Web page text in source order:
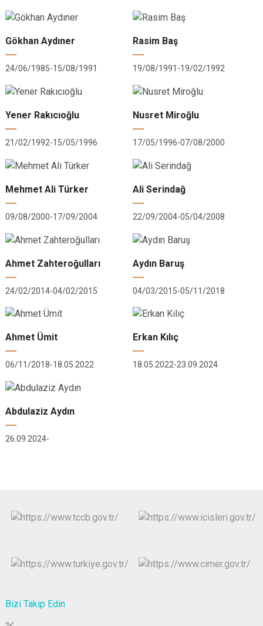
Gökhan Aydıner
24/06/1985-15/08/1991
Rasim Baş
19/08/1991-19/02/1992
Yener Rakıcıoğlu
21/02/1992-15/05/1996
Nusret Miroğlu
17/05/1996-07/08/2000
Mehmet Ali Türker
09/08/2000-17/09/2004
Ali Serindağ
22/09/2004-05/04/2008
Ahmet Zahteroğulları
24/02/2014-04/02/2015
Aydın Baruş
04/03/2015-05/11/2018
Ahmet Ümit
06/11/2018-18.05.2022
Erkan Kılıç
18.05.2022-23.09.2024
Abdulaziz Aydın
26.09.2024-
Bizi Takip Edin